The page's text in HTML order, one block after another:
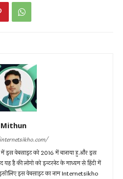
Mithun
में इस वेबसाइट को 2016 में बानाया हु.और इस
है की लोगो को इन्टरनेट के माध्यम से हिंदी में
इस वेबसाइट का नाम Internetsikho